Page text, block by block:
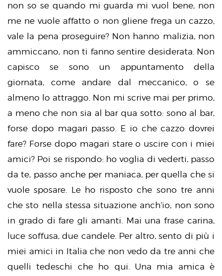
non so se quando mi guarda mi vuol bene, non
me ne vuole affatto o non gliene frega un cazzo,
vale la pena proseguire? Non hanno malizia, non
ammiccano, non ti fanno sentire desiderata. Non
capisco se sono un appuntamento della
giornata, come andare dal meccanico, o se
almeno lo attraggo. Non mi scrive mai per primo,
a meno che non sia al bar qua sotto: sono al bar,
forse dopo magari passo. E io che cazzo dovrei
fare? Forse dopo magari stare o uscire con i miei
amici? Poi se rispondo: ho voglia di vederti, passo
da te, passo anche per maniaca, per quella che si
vuole sposare. Le ho risposto che sono tre anni
che sto nella stessa situazione anch’io, non sono
in grado di fare gli amanti. Mai una frase carina,
luce soffusa, due candele. Per altro, sento di più i
miei amici in Italia che non vedo da tre anni che
quelli tedeschi che ho qui. Una mia amica è